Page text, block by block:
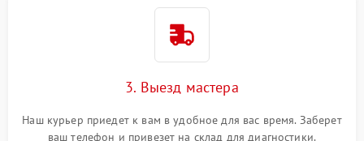
3. Выезд мастера
Наш курьер приедет к вам в удобное для вас время. Заберет
ваш телефон и привезет на склад для диагностики.